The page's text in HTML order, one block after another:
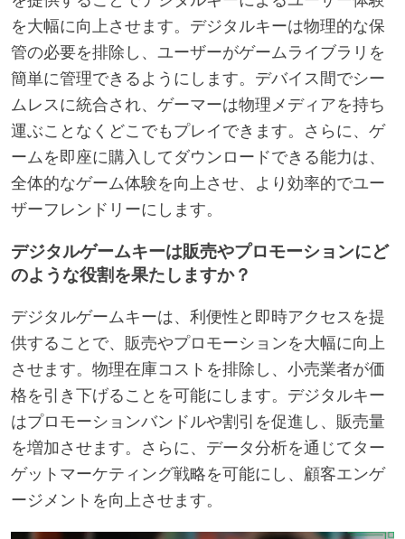
を大幅に向上させます。デジタルキーは物理的な保
管の必要を排除し、ユーザーがゲームライブラリを
簡単に管理できるようにします。デバイス間でシー
ムレスに統合され、ゲーマーは物理メディアを持ち
運ぶことなくどこでもプレイできます。さらに、ゲ
ームを即座に購入してダウンロードできる能力は、
全体的なゲーム体験を向上させ、より効率的でユー
ザーフレンドリーにします。
デジタルゲームキーは販売やプロモーションにど
のような役割を果たしますか？
デジタルゲームキーは、利便性と即時アクセスを提
供することで、販売やプロモーションを大幅に向上
させます。物理在庫コストを排除し、小売業者が価
格を引き下げることを可能にします。デジタルキー
はプロモーションバンドルや割引を促進し、販売量
を増加させます。さらに、データ分析を通じてター
ゲットマーケティング戦略を可能にし、顧客エンゲ
ージメントを向上させます。